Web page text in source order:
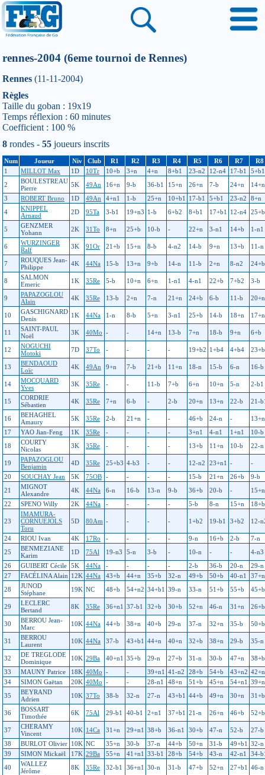
rennes-2004 (6eme tournoi de Rennes)
Rennes (11-11-2004)
Règles
Taille du goban : 19x19
Temps réflexion : 60 minutes
Coefficient : 100 %
8 rondes - 55 joueurs inscrits
Num Joueur Niv Club R1 R2 R3 R4 R5 R6 R7
R8
1
MILLOT Max 1D 10Tr 10+b 3+n 4+n 8+b1 23-n2 12-n4 17-b1
5+b1
2
BOULESTREAU
Pierre
5K 49An 16+n 9-b 36-b1 15+n 26+n 7-b 24+n
3
ROBERT Bruno 1D 49An 4+n1 1-b 25+n 10+b1 17-b1 5+b1 23-n2
8+n
4
KNIPPEL
Arnaud
2D 95Ta 3-b1 19+n3 1-b 6+b2 8+b1 17+b1 12-n4
5
GENZMER
Yohann
2K 31To 8+n 25+b 10-b - 22+n 3-n1 14+b 1-n1
6
WURZINGER
Ralf
3K 91Or 21+b 15+n 8-b 4-n2 14-b 9+n 13+b 11-n
7
ROUQUES Jean-
Philippe
4K 44Na 15-b 13+n 9+b 14-n 11-b 2+n 8-n2 24+b
8
SALMON
Emeric
1K 35Re 5-b 10+n 6+n 1-n1 4-n1 22+b 7+b2 3-b
9
PAPAZOGLOU
Alain
4K 35Re 13-b 2+n 7-n 21+n 24+b 6-b 11-b 20+n
10
GASCHIGNARD
Denis
1K 44Na 1-n 8-b 5+n 3-n1 25+b 14-b 18+n 17+n
11
SAINT-PAUL
Noël
3K 40Mo - - 14+n 13-b 7+n 18-b 9+n 6+b
12
NOGUCHI
Motoki
7D 37To - - - - 19+b2 1+b4 4+b4
13
BENDAOUD
Loïc
4K 49An 9+n 7-b 21+b 11+n 18-n 15-b 6-n 16-b
14
MOCQUARD
Yves
3K 35Re - - 11-b 7+b 6+n 10+n 5-n 2-b1
15
CORDRIE
Sébastien
4K 35Re 7+n 6-b - 2-b 20+n 13+n 22-b 21-
16
BEHAGHEL
Amaury
5K 35Re 2-b 21+n - - 46+b 24-n -
13+n
17
YAO Jian-Feng 1K 35Re - - - - 3+n1 4-n1 1+n1
10-b
18
COURTY
Nicolas
3K 35Re - - - - 13+b 11+n 10-b 22-n
19
PAPAZOGLOU
Benjamin
4D 35Re 25+b3 4-b3 - - 12-n2 23+n1 -
-
20
SOUCHAY Jean 5K 75OB - - - - 15-b 21+n 26+b
9-b
21
MIGNOT
Alexandre
4K 44Na 6-n 16-b 13-n 9-b 36+b 20-b -
22
SPENO Willy 2K 44Na - - - - 5-b 8-n 15+n 18+b
23
IMAMURA-
CORNUEJOLS
Toru
5D 80Am - - - - 1+b2 19-b1 3+b2 12-
24 RIOU Ivan 4K 17Ro - - - - 9-n 16+b 2-b
7-n
25
BENMEZIANE
Karim
1D 75Al 19-n3 5-n 3-b - 10-n - -
4-n3
26
GUIBERT Cécile 5K 44Na - - - - 2-b 36-b 20-n
29-n
27
FACÉLINA Alain 12K 44Na 43+b 44+n 35+b 32-n 49+b 50+b 40-n1
37+n
28
JUNOD
Stéphane
19K NC 48+b 54+n2 34+b1 39-n 33-n 51+b 55+b
29
LECLERC
Bertand
8K 35Re 36+n1 37-b1 32+b 30+b 52+n 46-n 31+n 26+b
30
BERROU Jean-
Marc
10K 44Na 44+b 38+n 40+b 29-n 37-n 32+n 35-b
31
BERROU
Laurent
10K 44Na 37-b 43+b1 44+n 40+n 32+b 38+n 29-b 35-n
32
DE TREGLODE
Dominique
10K 29Ba 40+n1 35+b 29-n 27+b 31-n 30-b 47+n
38+b
33
MAUNY Patrice 18K 40Mo - - 39+n1 41-n2 28+b 54+b 43+n2
34
SIMON Gaëtan 20K 40Mo - - 28-n1 48+n 51+b 45+n 54+n1
35
BEYRAND
Adrien
10K 37To 38-b 32-n 27-n 43+b1 44+b 49+n 30+n 31+b
36
BOSSART
Timothée
6K 75Al 29-b1 40-b1 2+n1 37+b1 21-n 26+n 46+b
37
CHERAMY
Vincent
10K 14Ca 31+n 29+n1 38+b 36-n1 30+b 47-n 52-b
27-b
38
BURLOT Olivier 10K NC 35+n 30-b 37-n 44+b 50+n 31-b 49+b1 32-n
39
SIMON Mickaël 17K 29Ba 55+n 41+n1 33-b1 28+b 54+b 43-n 42-n1
34-
40
WALLEZ
Jérôme
8K 35Re 32-b1 36+n1 30-n 31-b 47+b 52+n 27+b1 46-n